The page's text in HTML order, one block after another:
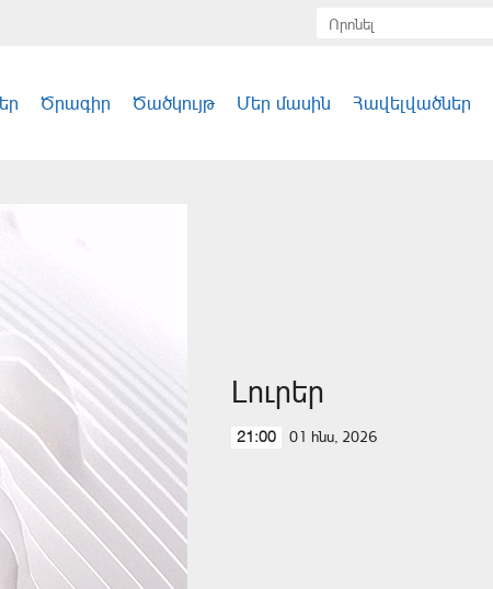
Ծրագիր Ծածկույթ Մեր մասին Հավելվածներ
Լուրեր
21:00 01 հնս, 2026